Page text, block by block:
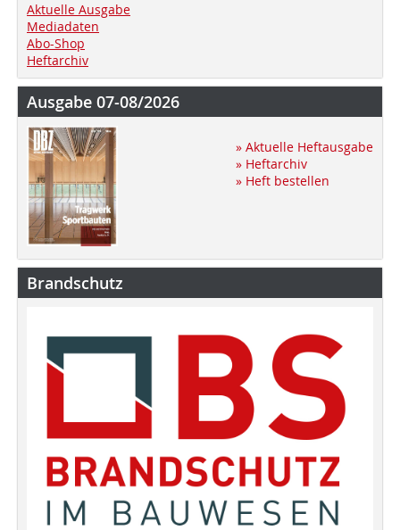
Aktuelle Ausgabe
Mediadaten
Abo-Shop
Heftarchiv
Ausgabe 07-08/2026
» Aktuelle Heftausgabe
» Heftarchiv
» Heft bestellen
Brandschutz